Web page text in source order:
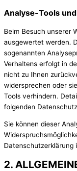
Analyse-Tools
Beim Besuch unserer
ausgewertet werden.
sogenannten
Verhaltens erfolgt in
nicht zu Ihnen
widersprechen oder
Tools verhindern.
folgenden
Sie können dieser
Datenschutzerklärung
2.